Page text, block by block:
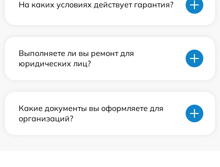
На каких условиях действует гарантия?
Выполняете ли вы ремонт для
юридических лиц?
Какие документы вы оформляете для
организаций?